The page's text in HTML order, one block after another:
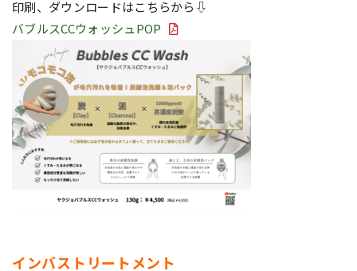
印刷、ダウンロードはこちらから⇩
バブルスCCウォッシュPOP
インバストリートメント